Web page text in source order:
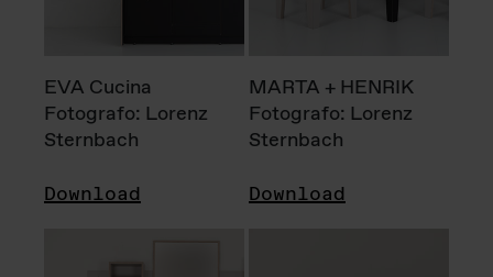
EVA Cucina
Fotografo: Lorenz
Sternbach
Download
MARTA + HENRIK
Fotografo: Lorenz
Sternbach
Download